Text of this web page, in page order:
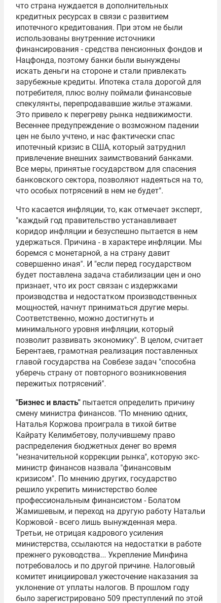
что страна нуждается в дополнительных
кредитных ресурсах в связи с развитием
ипотечного кредитования. При этом не были
использованы внутренние источники
финансирования - средства пенсионных фондов и
Нацфонда, поэтому банки были вынуждены
искать деньги на стороне и стали привлекать
зарубежные кредиты. Ипотека стала дорогой для
потребителя, плюс волну поймали финансовые
спекулянты, перепродававшие жилье этажами.
Это привело к перегреву рынка недвижимости.
Весеннее предупреждение о возможном падении
цен не было учтено, и нас фактически спас
ипотечный кризис в США, который затруднил
привлечение внешних заимствований банками.
Все меры, принятые государством для спасения
банковского сектора, позволяют надеяться на то,
что особых потрясений в нем не будет".
Что касается инфляции, то, как отмечает эксперт,
"каждый год правительство устанавливает
коридор инфляции и безуспешно пытается в нем
удержаться. Причина - в характере инфляции. Мы
боремся с монетарной, а на страну давит
совершенно иная". И "если перед государством
будет поставлена задача стабилизации цен и оно
признает, что их рост связан с издержками
производства и недостатком производственных
мощностей, начнут приниматься другие меры.
Соответственно, можно достигнуть и
минимального уровня инфляции, который
позволит развивать экономику". В целом, считает
Берентаев, грамотная реализация поставленных
главой государства на Совбезе задач "способна
уберечь страну от повторного возникновения
пережитых потрясений".
"Бизнес и власть" пытается определить причину
смену министра финансов. "По мнению одних,
Наталья Коржова проиграла в тихой битве
Кайрату Келимбетову, получившему право
распределения бюджетных денег во время
"незначительной коррекции рынка", которую экс-
министр финансов назвала "финансовым
кризисом". По мнению других, государство
решило укрепить министерство более
профессиональным финансистом - Болатом
Жамишевым, и переход на другую работу Натальи
Коржовой - всего лишь вынужденная мера.
Третьи, не отрицая кадрового усиления
министерства, ссылаются на недостатки в работе
прежнего руководства... Укрепление Минфина
потребовалось и по другой причине. Налоговый
комитет инициировал ужесточение наказания за
уклонение от уплаты налогов. В прошлом году
было зарегистрировано 509 преступлений по этой